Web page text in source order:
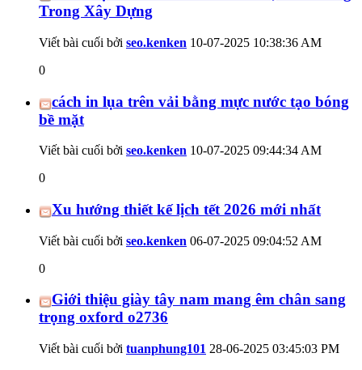
Trong Xây Dựng
Viết bài cuối bởi seo.kenken 10-07-2025 10:38:36 AM
0
cách in lụa trên vải bằng mực nước tạo bóng
bề mặt
Viết bài cuối bởi seo.kenken 10-07-2025 09:44:34 AM
0
Xu hướng thiết kế lịch tết 2026 mới nhất
Viết bài cuối bởi seo.kenken 06-07-2025 09:04:52 AM
0
Giới thiệu giày tây nam mang êm chân sang
trọng oxford o2736
Viết bài cuối bởi tuanphung101 28-06-2025 03:45:03 PM